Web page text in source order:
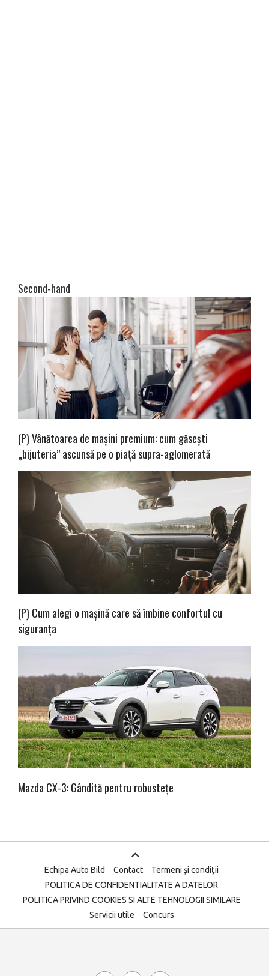
Second-hand
(P) Vânătoarea de mașini premium: cum găsești
„bijuteria” ascunsă pe o piață supra-aglomerată
(P) Cum alegi o mașină care să îmbine confortul cu
siguranța
Mazda CX-3: Gândită pentru robustețe
Echipa Auto Bild Contact
Termeni și condiții
POLITICA DE CONFIDENTIALITATE A DATELOR
POLITICA PRIVIND COOKIES SI ALTE TEHNOLOGII SIMILARE
Servicii utile
Concurs